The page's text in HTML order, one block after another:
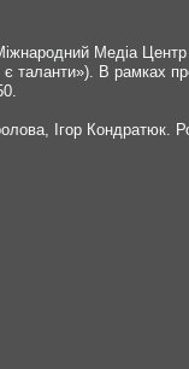
Медіа
таланти»). В рамках
Ігор Кондратюк.